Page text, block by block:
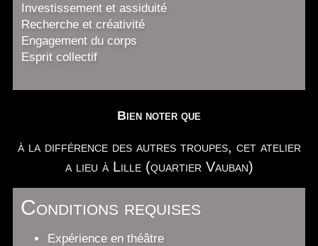
Investissement et assiduité
Recherche et créativité
Engagement du corps
Esprit collectif
Bien noter que
à la différence des autres troupes, cet atelier
a lieu à Lille (quartier Vauban)
Conditions requises
Expérience en théâtre